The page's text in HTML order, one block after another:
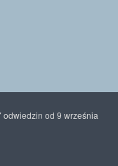
od 9 września